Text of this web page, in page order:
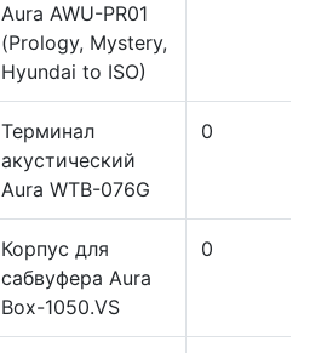
Aura AWU-PR01
(Prology, Mystery,
Hyundai to ISO)
Терминал
акустический
Aura WTB-076G
0
Корпус для
сабвуфера Aura
Box-1050.VS
0